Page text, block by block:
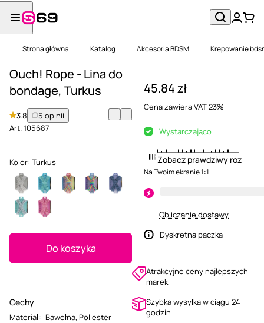
Strona główna Katalog Akcesoria BDSM Krepowanie
Ouch! Rope - Lina do
bondage, Turkus
3.8
5 opinii
Art.105687
Kolor: Turkus
Do koszyka
Cechy
Materiał: Bawełna, Poliester
45.84 zł
Cena zawiera VAT 23%
Wystarczająco
Zobacz prawdziwy rozmiar
Na Twoim ekranie 1:1
Obliczanie dostawy
Dyskretna paczka
Atrakcyjne ceny najlepszych
marek
Szybka wysyłka w ciągu 24
godzin